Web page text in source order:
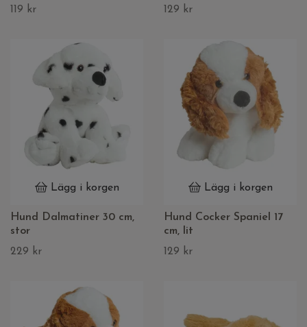
119 kr
129 kr
Lägg i korgen
Hund Dalmatiner 30 cm,
stor
229 kr
Lägg i korgen
Hund Cocker Spaniel 17
cm, lit
129 kr